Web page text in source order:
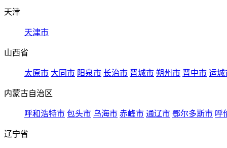
天津
天津市
山西省
太原市 大同市 阳泉市 长治市 晋城市 朔州市 晋中市 运城
内蒙古自治区
呼和浩特市 包头市 乌海市 赤峰市 通辽市 鄂尔多斯市 呼
辽宁省